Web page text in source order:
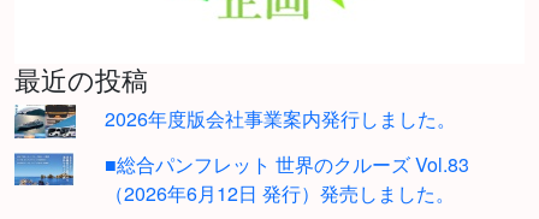
最近の投稿
2026年度版会社事業案内発行しました。
■総合パンフレット 世界のクルーズ Vol.83
（2026年6月12日 発行）発売しました。